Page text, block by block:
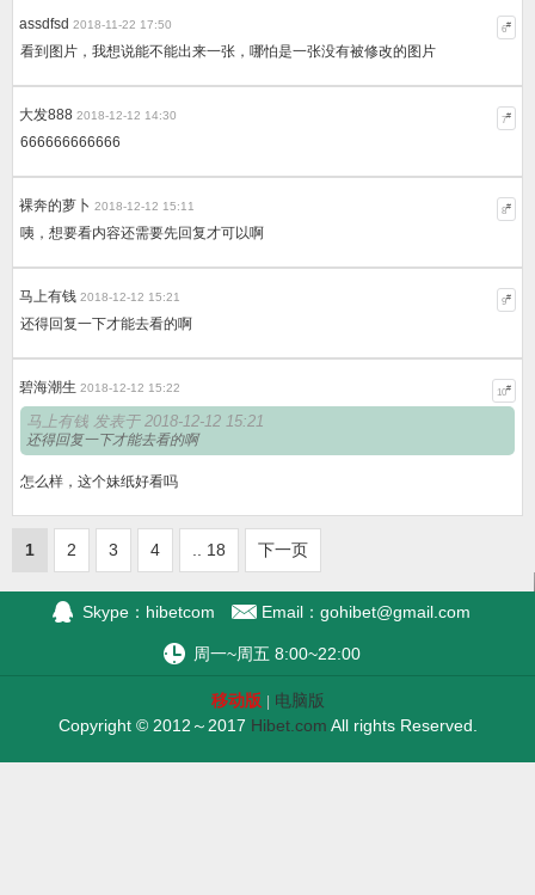
6#
assdfsd 2018-11-22 17:50
看到图片，我想说能不能出来一张，哪怕是一张没有被修改的图片
7#
大发888 2018-12-12 14:30
666666666666
8#
裸奔的萝卜 2018-12-12 15:11
咦，想要看内容还需要先回复才可以啊
9#
马上有钱 2018-12-12 15:21
还得回复一下才能去看的啊
10#
碧海潮生 2018-12-12 15:22
马上有钱 发表于 2018-12-12 15:21
还得回复一下才能去看的啊
怎么样，这个妹纸好看吗
1 2 3 4 .. 18 下一页
Skype：hibetcom Email： gohibet@gmail.com
周一~周五 8:00~22:00
移动版
电脑版
Copyright © 2012～2017 Hibet.com All rights Reserved.